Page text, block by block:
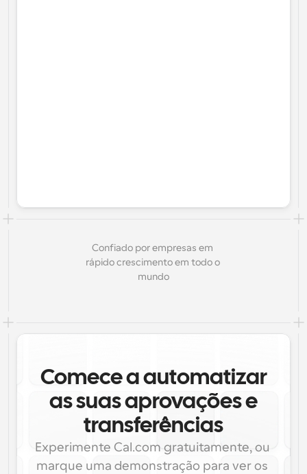
Confiado por empresas em
rápido crescimento em todo o
mundo
Comece a automatizar
as suas aprovações e
transferências
Experimente Cal.com gratuitamente, ou
marque uma demonstração para ver os